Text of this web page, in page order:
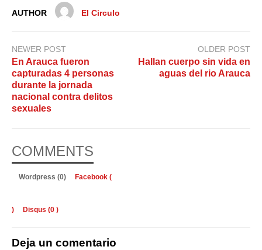
AUTHOR El Circulo
NEWER POST
En Arauca fueron
capturadas 4 personas
durante la jornada
nacional contra delitos
sexuales
OLDER POST
Hallan cuerpo sin vida en
aguas del rio Arauca
COMMENTS
Wordpress (0) Facebook (
) Disqus (0 )
Deja un comentario